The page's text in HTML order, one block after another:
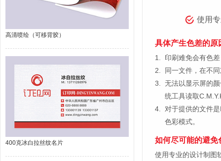
高清喷绘（可移背胶）
400克冰白拉丝纹名片
使用
具体产生色差的原
1.
印刷难免会有色
2.
同一文件，在不
3.
无法以显示屏的
统工具读取
4.
对于提供的文件
色彩模式。
如何尽可能的避免
使用专业的设计制图